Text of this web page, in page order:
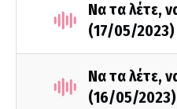
Να τα λέτε,
(17/05/2023)
Να τα λέτε,
(16/05/2023)